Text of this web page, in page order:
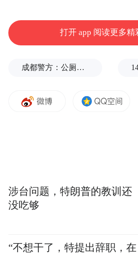
在兰州大学内驾驶骆驼使
路交通法规；2.此证必须
一驼，严禁转借他人，如
被……同时该证件还列出了
北师范大学的学生也拥有
证，一位西北民族大学的
记者，他的骆驼驾驶证
的。
打开 app 阅读更多精
成都警方：公厕乱贴非法小广告，严查
涉台问题，特朗普的教训还
没吃够
“不想干了，特提出辞职，在